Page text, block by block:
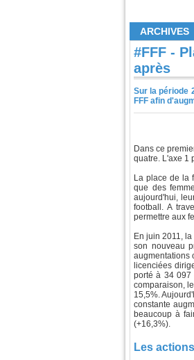
ARCHIVES
#FFF -
après
Sur la période
FFF afin
Dans ce
quatre. L'axe 1
La place de la
que des
aujourd'hui,
football. A
permettre aux
En juin 2011,
son nouveau
augmentations
licenciées
porté à 34 097
comparaison,
15,5%.
constante
beaucoup à
(+16,3%).
Les actions